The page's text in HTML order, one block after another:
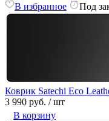
В избранное
Под
Коврик Satechi Eco
3 990 руб. / шт
В корзину